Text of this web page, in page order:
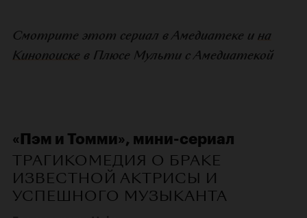
Смотрите этот сериал в Амедиатеке и на
Кинопоиске в Плюсе Мульти с Амедиатекой
«Пэм и Томми», мини-сериал
ТРАГИКОМЕДИЯ О БРАКЕ
ИЗВЕСТНОЙ АКТРИСЫ И
УСПЕШНОГО МУЗЫКАНТА